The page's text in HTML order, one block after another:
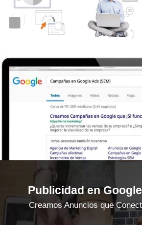
Publicidad en
Creamos Anuncios que